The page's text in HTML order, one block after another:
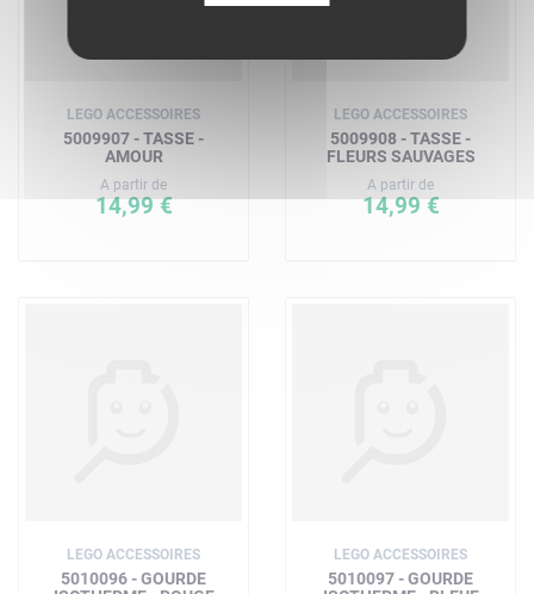
LEGO ACCESSOIRES
5009907 - TASSE -
AMOUR
A partir de
14,99 €
LEGO ACCESSOIRES
5009908 - TASSE -
FLEURS SAUVAGES
A partir de
14,99 €
LEGO ACCESSOIRES
5010096 - GOURDE
LEGO ACCESSOIRES
5010097 - GOURDE